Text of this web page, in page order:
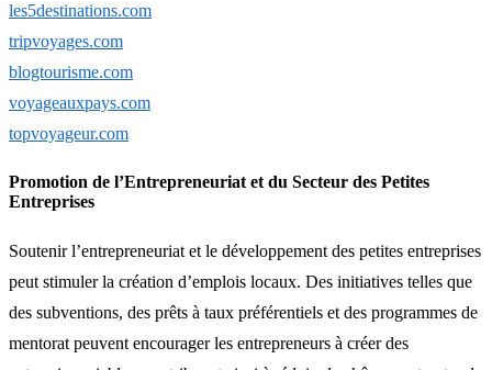
les5destinations.com
tripvoyages.com
blogtourisme.com
voyageauxpays.com
topvoyageur.com
Promotion de l’Entrepreneuriat et du Secteur des Petites
Entreprises
Soutenir l’entrepreneuriat et le développement des petites entreprises
peut stimuler la création d’emplois locaux. Des initiatives telles que
des subventions, des prêts à taux préférentiels et des programmes de
mentorat peuvent encourager les entrepreneurs à créer des